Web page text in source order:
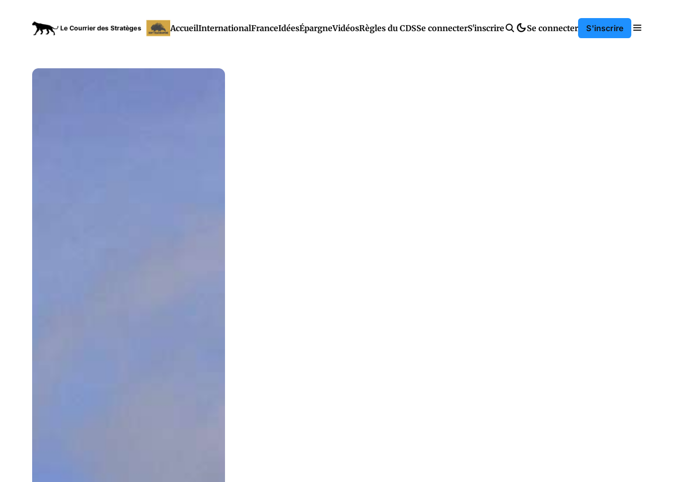
AccueilInternationalFranceIdéesÉpargneVidéosRègles du CDSSe connecterS'inscrire Se connecter S'inscrire